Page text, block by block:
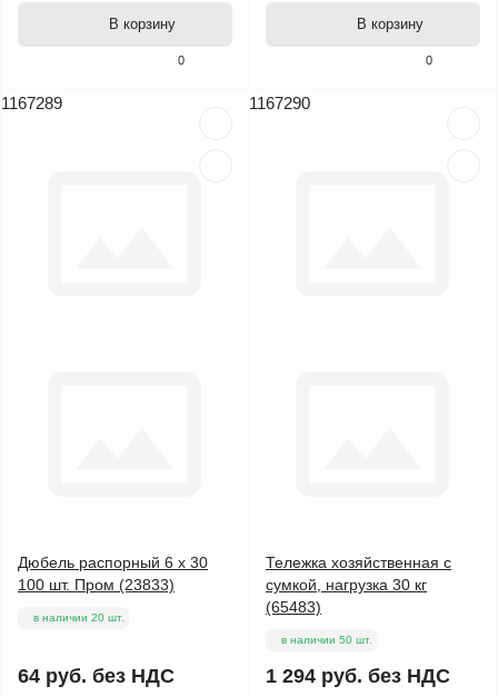
0
В корзину
0
В корзину
1167289
Дюбель распорный 6 х 30
100 шт. Пром (23833)
в наличии 20 шт.
64 руб. без НДС
1167290
Тележка хозяйственная с
сумкой, нагрузка 30 кг
(65483)
в наличии 50 шт.
1 294 руб. без НДС